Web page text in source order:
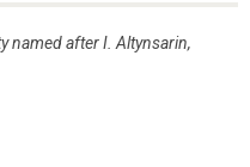
named after I. Altynsarin,